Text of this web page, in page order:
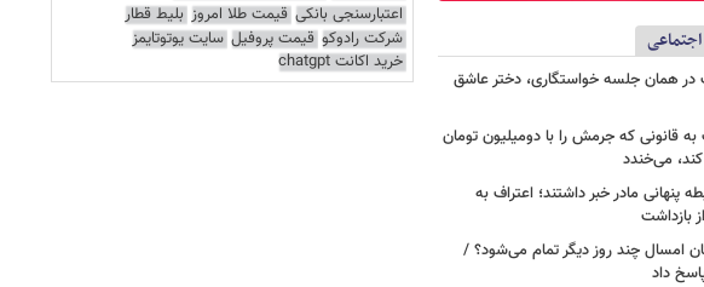
در همان جلسه خواستگاری، دختر عاشق
قانونی که جرمش را با دومیلیون تومان
می‌خندد
پنهانی مادر خبر داشتند؛ اعتراف به
بازداشت
امسال چند روز دیگر تمام می‌شود؟ /
داد
اعتبارسنجی بانکی قیمت طلا امروز بلیط قطار
شرکت رادوکو قیمت پروفیل سایت یوتوتایمز
خرید اکانت chatgpt